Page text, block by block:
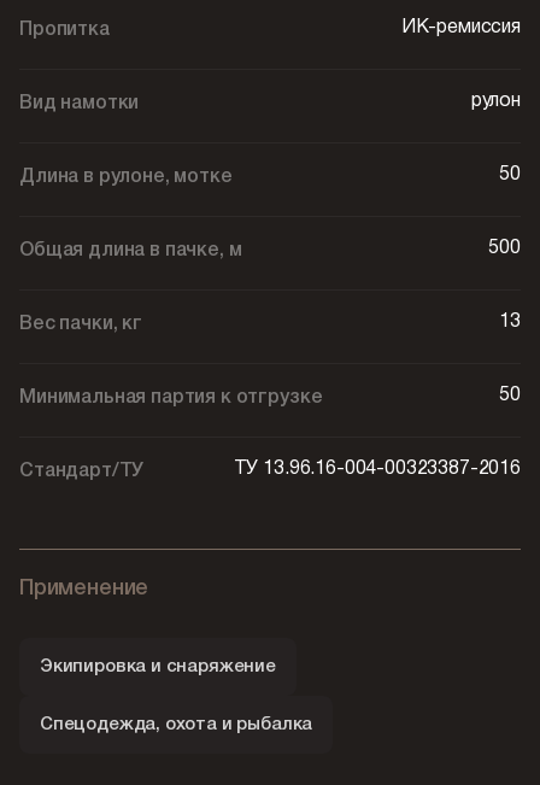
Пропитка ИК-ремиссия
Вид намотки рулон
Длина в рулоне, мотке 50
Общая длина в пачке, м 500
Вес пачки, кг 13
Минимальная партия к отгрузке 50
Стандарт/ТУ ТУ 13.96.16-004-00323387-2016
Применение
Экипировка и снаряжение
Спецодежда, охота и рыбалка